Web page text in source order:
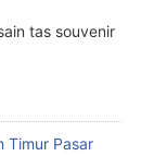
tas souvenir
Timur Pasar